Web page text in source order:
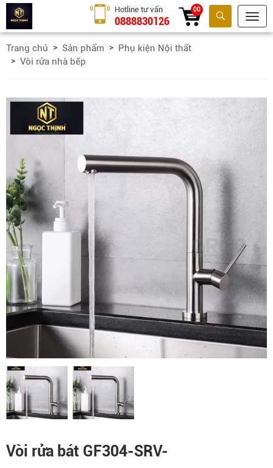
Tìm kiếm
Hotline tư vấn
0888830126
00
Trang chủ Sản phẩm
Phụ kiện Nội thất
Vòi rửa nhà bếp
Vòi rửa bát GF304-SRV-